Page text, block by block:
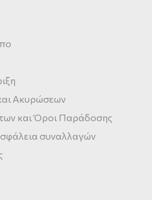
Ακυρώσεων
και Όροι Παράδοσης
συναλλαγών